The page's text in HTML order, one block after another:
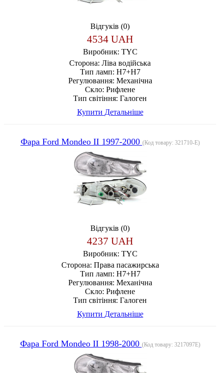
Відгуків (0)
4534 UAH
Виробник: TYC
Сторона: Ліва водійська
Тип ламп: H7+H7
Регулювання: Механічна
Скло: Рифлене
Тип світіння: Галоген
Купити Детальніше
Фара Ford Mondeo II 1997-2000 (Код товару: 321710-E)
Відгуків (0)
4237 UAH
Виробник: TYC
Сторона: Права пасажирська
Тип ламп: H7+H7
Регулювання: Механічна
Скло: Рифлене
Тип світіння: Галоген
Купити Детальніше
Фара Ford Mondeo II 1998-2000 (Код товару: 3217097E)